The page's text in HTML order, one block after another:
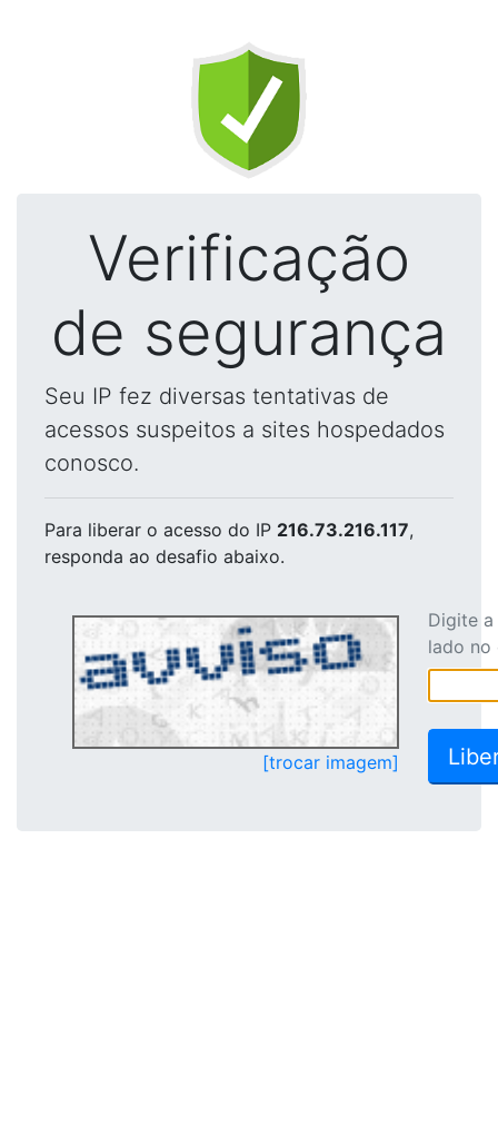
Verificação
de segurança
Seu IP fez diversas tentativas de
acessos suspeitos a sites hospedados
conosco.
Para liberar o acesso do IP 216.73.216.117,
responda ao desafio abaixo.
[trocar imagem]
Digite
lado no